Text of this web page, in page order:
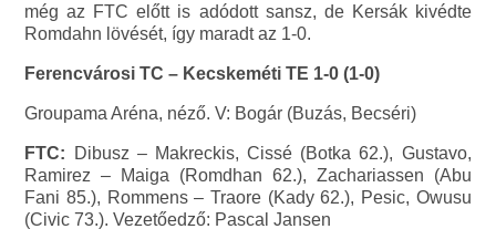
még az FTC előtt is adódott sansz, de Kersák kivédte
Romdahn lövését, így maradt az 1-0.
Ferencvárosi TC – Kecskeméti TE 1-0 (1-0)
Groupama Aréna, néző. V: Bogár (Buzás, Becséri)
FTC: Dibusz – Makreckis, Cissé (Botka 62.), Gustavo,
Ramirez – Maiga (Romdhan 62.), Zachariassen (Abu
Fani 85.), Rommens – Traore (Kady 62.), Pesic, Owusu
(Civic 73.). Vezetőedző: Pascal Jansen